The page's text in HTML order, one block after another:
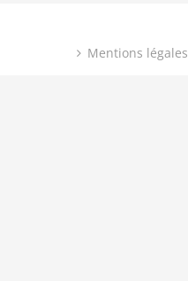
Mentions légales